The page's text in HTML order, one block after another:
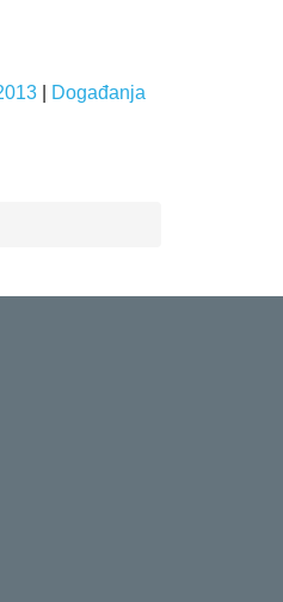
Događanja